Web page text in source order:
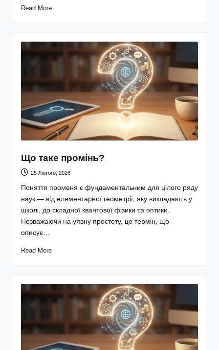
Read More
Що таке промінь?
25 Лютого, 2026
Поняття променя є фундаментальним для цілого ряду
наук — від елементарної геометрії, яку викладають у
школі, до складної квантової фізики та оптики.
Незважаючи на уявну простоту, це термін, що
описує…
Read More